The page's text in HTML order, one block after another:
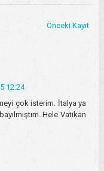
Önceki Kayıt
12:24
çok isterim. İtalya ya
Hele Vatikan